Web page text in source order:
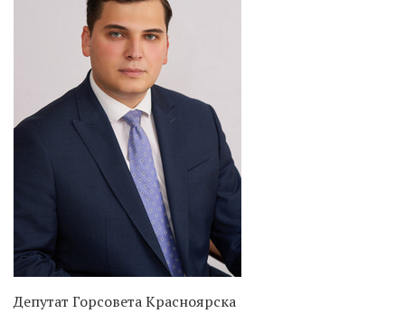
Депутат Горсовета Красноярска